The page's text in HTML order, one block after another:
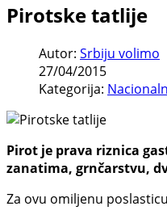
Pirotske tatlije
Autor: Srbiju volimo
27/04/2015
Kategorija:
Pirot je prava riznica
zanatima, grnčarstvu,
Za ovu omiljenu